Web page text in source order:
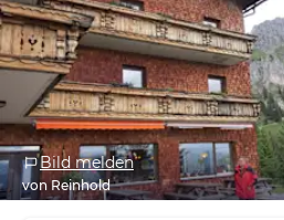
Bild melden
von Reinhold